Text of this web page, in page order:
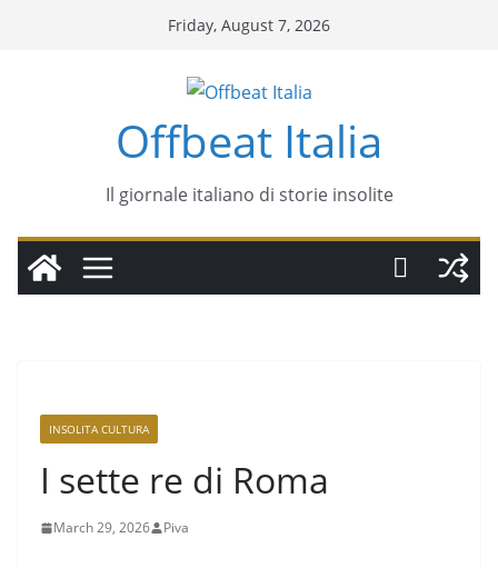
Friday, August 7, 2026
Offbeat Italia
Il giornale italiano di storie insolite
INSOLITA CULTURA
I sette re di Roma
March 29, 2026 Piva